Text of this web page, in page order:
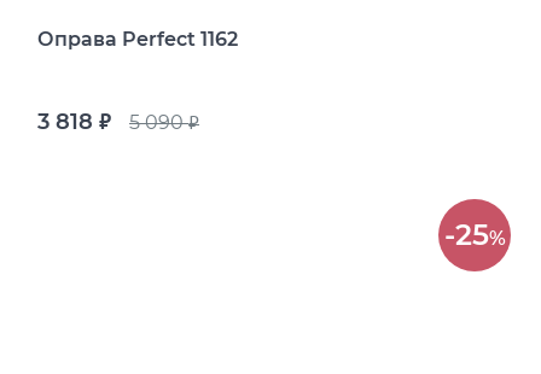
Оправа Perfect 1162
3 818 руб. 5 090руб.
-25%